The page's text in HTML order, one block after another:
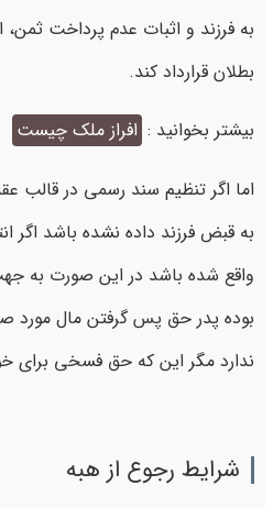
به فرزند و اثبات عدم پرداخت ثمن،
بطلان قرارداد کند.
بیشتر بخوانید : افراز ملک چیست
اما اگر تنظیم سند رسمی در قالب
به قبض فرزند داده نشده باشد
واقع شده باشد در این صورت به
بوده پدر حق پس گرفتن مال مورد
ندارد مگر این که حق فسخی برای
شرایط رجوع از هبه